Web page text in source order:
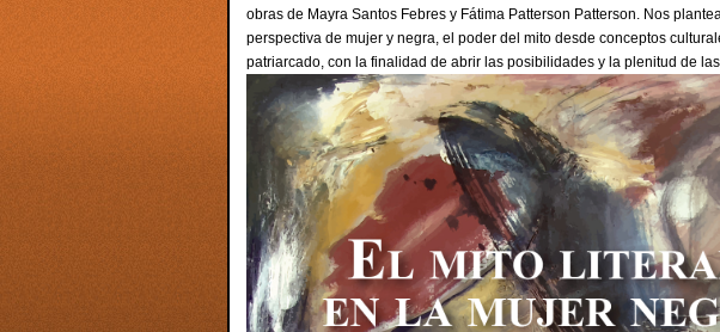
obras de Mayra Santos Febres y Fátima Patterson Patterson. Nos
perspectiva de mujer y negra, el poder del mito desde conceptos
patriarcado, con la finalidad de abrir las posibilidades y la plenitud de